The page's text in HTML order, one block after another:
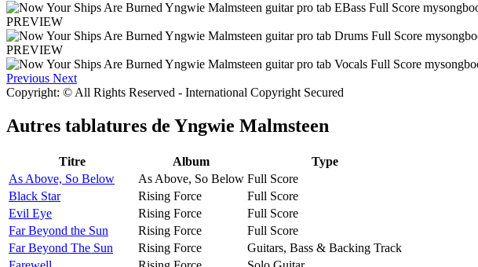
PREVIEW
PREVIEW
Previous Next
Copyright: © All Rights Reserved - International Copyright Secured
Autres tablatures de Yngwie Malmsteen
Titre Album
Type
As Above, So Below
As Above, So Below Full Score
Black Star
Rising Force
Full Score
Evil Eye
Rising Force
Full Score
Far Beyond the Sun
Rising Force
Full Score
Far Beyond The Sun
Rising Force
Guitars, Bass & Backing Track